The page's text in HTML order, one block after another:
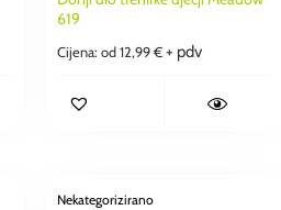
619
Cijena: od 12,99 € + pdv
Nekategorizirano